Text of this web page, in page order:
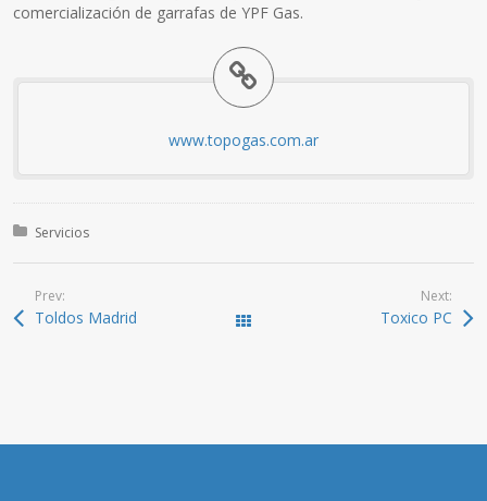
comercialización de garrafas de YPF Gas.
www.topogas.com.ar
Posted in:
Servicios
Prev:
Toldos Madrid
Next:
Toxico PC